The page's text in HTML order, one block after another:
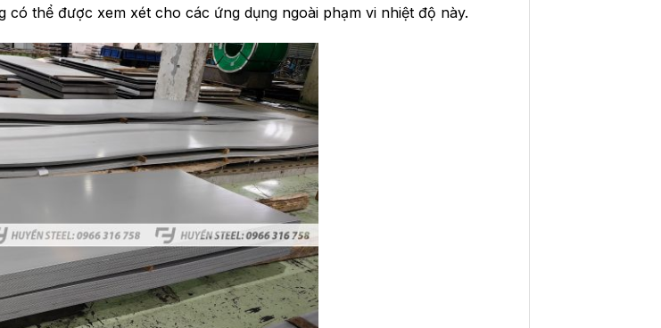
thể được xem xét cho các ứng dụng ngoài phạm vi nhiệt độ này.